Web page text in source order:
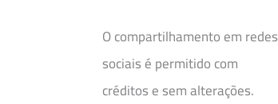
O compartilhamento em redes
sociais é permitido com
créditos e sem alterações.